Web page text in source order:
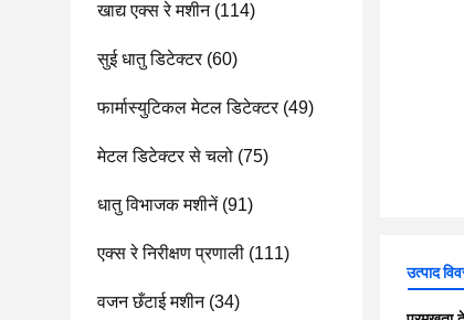
खाद्य एक्स रे मशीन(114)
सुई धातु डिटेक्टर(60)
फार्मास्युटिकल मेटल डिटेक्टर(49)
मेटल डिटेक्टर से चलो (75)
धातु विभाजक मशीनें(91)
एक्स रे निरीक्षण प्रणाली (111)
वजन छँटाई मशीन(34)
उत्पाद